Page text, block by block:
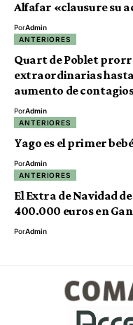
Alfafar «clausure su
PorAdmin
ANTERIORES
Quart de Poblet
extraordinarias
aumento de
PorAdmin
ANTERIORES
Yago es el primer
PorAdmin
ANTERIORES
El Extra de Navidad
400.000 euros en
PorAdmin